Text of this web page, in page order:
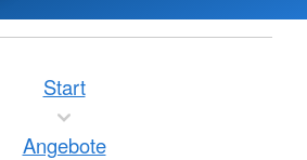
Start
Angebote